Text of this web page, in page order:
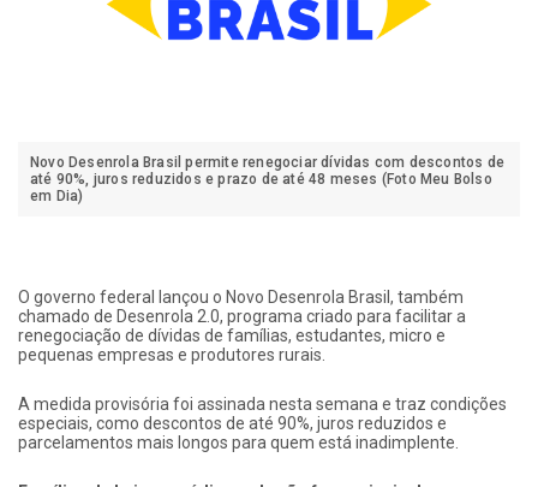
Novo Desenrola Brasil permite renegociar dívidas com descontos de
até 90%, juros reduzidos e prazo de até 48 meses (Foto Meu Bolso
em Dia)
O governo federal lançou o Novo Desenrola Brasil, também
chamado de Desenrola 2.0, programa criado para facilitar a
renegociação de dívidas de famílias, estudantes, micro e
pequenas empresas e produtores rurais.
A medida provisória foi assinada nesta semana e traz condições
especiais, como descontos de até 90%, juros reduzidos e
parcelamentos mais longos para quem está inadimplente.